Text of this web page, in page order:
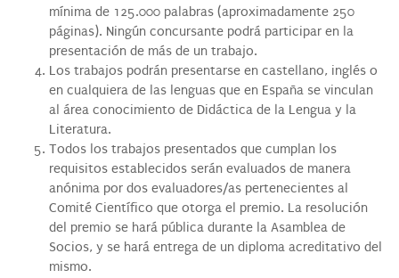
mínima de 125.000 palabras (aproximadamente 250
páginas). Ningún concursante podrá participar en la
presentación de más de un trabajo.
Los trabajos podrán presentarse en castellano, inglés o
en cualquiera de las lenguas que en España se vinculan
al área conocimiento de Didáctica de la Lengua y la
Literatura.
Todos los trabajos presentados que cumplan los
requisitos establecidos serán evaluados de manera
anónima por dos evaluadores/as pertenecientes al
Comité Científico que otorga el premio. La resolución
del premio se hará pública durante la Asamblea de
Socios, y se hará entrega de un diploma acreditativo del
mismo.